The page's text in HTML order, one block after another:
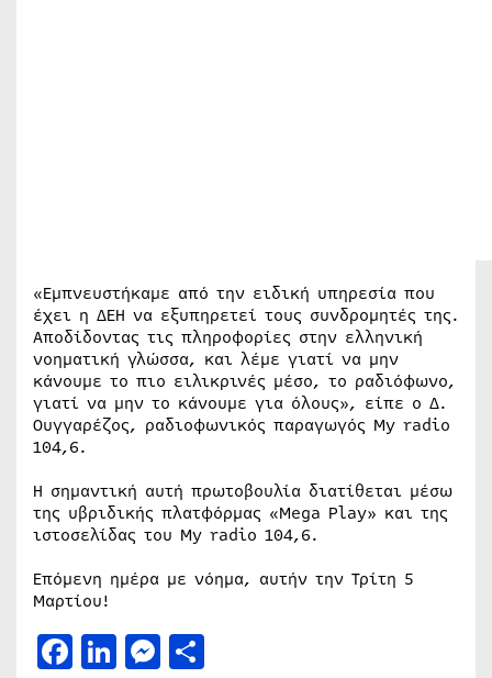
«Εμπνευστήκαμε από την ειδική υπηρεσία που
έχει η ΔΕΗ να εξυπηρετεί τους συνδρομητές της.
Αποδίδοντας τις πληροφορίες στην ελληνική
νοηματική γλώσσα, και λέμε γιατί να μην
κάνουμε το πιο ειλικρινές μέσο, το ραδιόφωνο,
γιατί να μην το κάνουμε για όλους», είπε ο Δ.
Ουγγαρέζος, ραδιοφωνικός παραγωγός My radio
104,6.
Η σημαντική αυτή πρωτοβουλία διατίθεται μέσω
της υβριδικής πλατφόρμας «Mega Play» και της
ιστοσελίδας του My radio 104,6.
Επόμενη ημέρα με νόημα, αυτήν την Τρίτη 5
Μαρτίου!
Facebook
LinkedIn
Messenger